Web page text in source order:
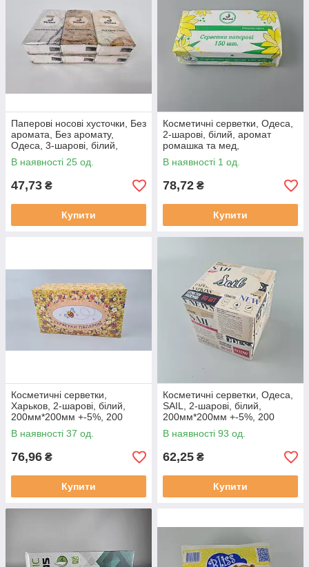
Паперові носові хусточки, Без
аромата, Без аромату,
Одеса, 3-шарові, білий,
200мм*190мм +-5%, 10 пач в
упаковці
В наявності 25 од.
47,73 ₴
Купити
Косметичні серветки, Одеса,
2-шарові, білий, аромат
ромашка та мед,
200мм*200мм +-5%, 150
аркушів в упаковці
В наявності 1 од.
78,72 ₴
Купити
Косметичні серветки,
Харьков, 2-шарові, білий,
200мм*200мм +-5%, 200
аркушів в упаковці
В наявності 37 од.
76,96 ₴
Купити
Косметичні серветки, Одеса,
SAIL, 2-шарові, білий,
200мм*200мм +-5%, 200
аркушів в упаковці
В наявності 93 од.
62,25 ₴
Купити